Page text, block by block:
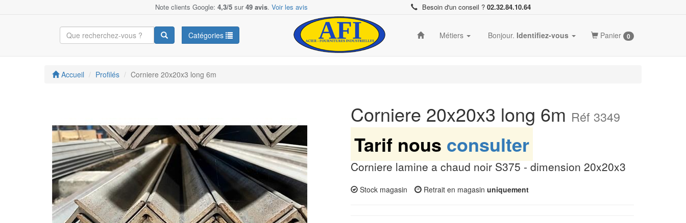
Note clients Google: 4,3/5 sur49 avis. Voir les avis Besoin d'un conseil ? 02.32.84.10.64
Catégories Métiers Bonjour. Identifiez-vous Panier 0
Accueil Profilés Corniere 20x20x3 long 6m
Corniere 20x20x3 long 6m Réf 3349
Tarif nous consulter
Corniere lamine a chaud noir S375 - dimension 20x20x3
Stock magasin Retrait en magasin uniquement